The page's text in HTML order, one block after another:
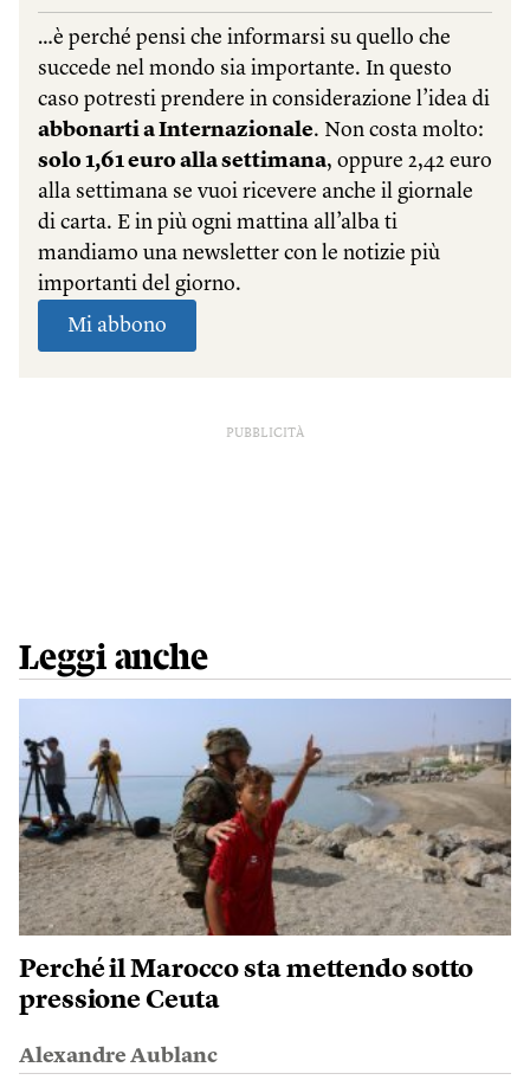
PUBBLICITÀ
Leggi anche
Perché il Marocco sta mettendo sotto
pressione Ceuta
Alexandre Aublanc